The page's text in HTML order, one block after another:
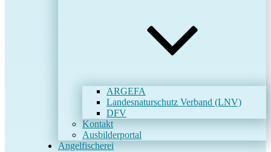
ARGEFA
Landesnaturschutz Verband (LNV)
DFV
Kontakt
Ausbilderportal
Angelfischerei